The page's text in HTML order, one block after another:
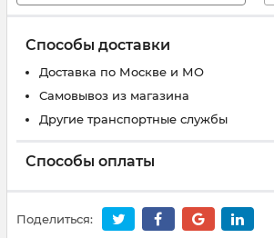
Способы доставки
Доставка по Москве и МО
Самовывоз из магазина
Другие транспортные службы
Способы оплаты
Поделиться: